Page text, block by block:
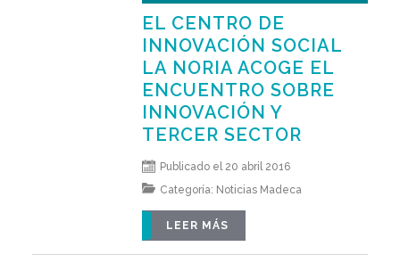
EL CENTRO DE
INNOVACIÓN SOCIAL
LA NORIA ACOGE EL
ENCUENTRO SOBRE
INNOVACIÓN Y
TERCER SECTOR
Publicado el 20 abril 2016
Categoría: Noticias Madeca
LEER MÁS